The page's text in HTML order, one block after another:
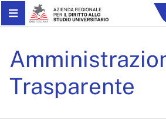
Skip to Main Content
Trasparente